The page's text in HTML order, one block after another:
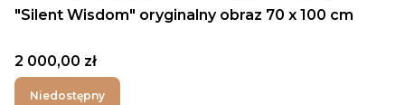
"Silent Wisdom" oryginalny obraz 70 x 100 cm
Cena
2 000,00 zł
Niedostępny